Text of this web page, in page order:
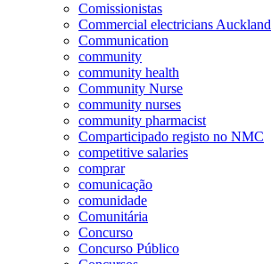
Comissionistas
Commercial electricians Auckland
Communication
community
community health
Community Nurse
community nurses
community pharmacist
Comparticipado registo no NMC
competitive salaries
comprar
comunicação
comunidade
Comunitária
Concurso
Concurso Público